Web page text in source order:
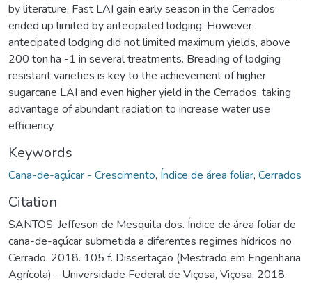
by literature. Fast LAI gain early season in the Cerrados
ended up limited by antecipated lodging. However,
antecipated lodging did not limited maximum yields, above
200 ton.ha -1 in several treatments. Breading of lodging
resistant varieties is key to the achievement of higher
sugarcane LAI and even higher yield in the Cerrados, taking
advantage of abundant radiation to increase water use
efficiency.
Keywords
Cana-de-açúcar - Crescimento, Índice de área foliar, Cerrados
Citation
SANTOS, Jeffeson de Mesquita dos. Índice de área foliar de
cana-de-açúcar submetida a diferentes regimes hídricos no
Cerrado. 2018. 105 f. Dissertação (Mestrado em Engenharia
Agrícola) - Universidade Federal de Viçosa, Viçosa. 2018.